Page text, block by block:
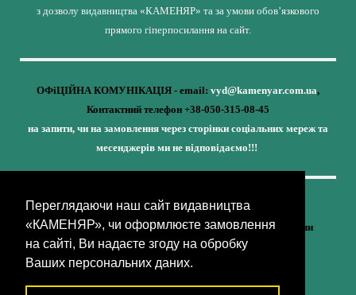
Переглядаючи наш сайт видавництва
«КАМЕНЯР», чи оформлюєте замовлення
на сайті, Ви надаєте згоду на обробку
Ваших персональних даних.
з дозволу видавництва «КАМЕНЯР» та за умови обов’язкового
прямого гіперпосилання на сайт.
ОФіЦІЙНА КОМУНІКАЦІЯ - email: vyd@kamenyar.com.ua,
Контактний телефон +38-050-315-08-45
на запити, чи на замовлення через сторінки соціальних мереж та
месенджерів ми не відповідаємо!!!
Кожне наше видання - це внесок у спротив,
у збереження ідентичності та неминучу перемогу України
(видавництво «КАМЕНЯР»)